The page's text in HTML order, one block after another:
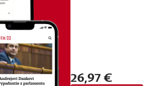
26,97 €